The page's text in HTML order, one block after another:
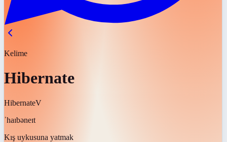
Kelime
Hibernate
HibernateV
ˈhaɪbəneɪt
Kış uykusuna yatmak